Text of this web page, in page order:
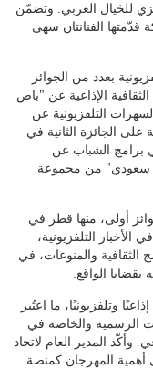
للخيال العربي. وتضمّن
الفنانتان سهى
بعدد من الجوائز
الثقافية الإذاعية عن "باص
التلفزيونية عن
الجائزة الثانية في
برامج الشباب عن
سعودي" من مجموعة
أولى، منها قطر في
التلفزيونية،
الثقافية والمنوعات، في
الواقع.
في الدورة الحالية 299 عملًا إذاعيًا وتلفزيونيًا، ما اعتُبر
الرسمية والخاصة في
وأكّد المدير العام لاتحاد
أهمية المهرجان كمنصة